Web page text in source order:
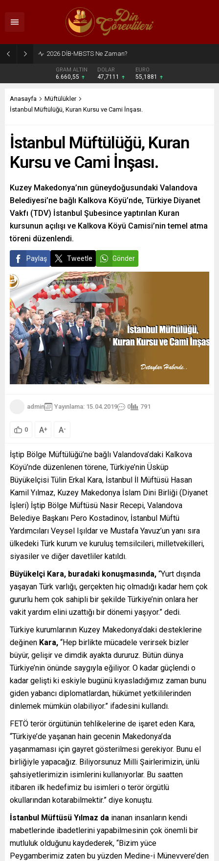
2026 DİB-MBSTS Ne Zaman?
GRAM ALTIN
6.660,55
DOLAR
47,7111
EURO
55,1881
Anasayfa
Müftülükler
İstanbul Müftülüğü, Kuran Kursu ve Cami İnşası.
İstanbul Müftülüğü, Kuran
Kursu ve Cami İnşası.
Kuzey Makedonya’nın güneydoğusundaki Valandova
Belediyesi’ne bağlı Kalkova Köyü’nde, Türkiye Diyanet
Vakfı (TDV) İstanbul Şubesince yaptırılan Kuran
kursunun açılışı ve Kalkova Köyü Camisi’nin temel atma
töreni düzenlendi.
Paylaş Tweetle Gönder
admin Yayınlama: 15.04.2019 0 791
0 A+ A-
İştip Bölge Müftülüğü’ne bağlı Valandova’daki Kalkova
Köyü’nde düzenlenen törene, Türkiye’nin Üsküp
Büyükelçisi Tülin Erkal Kara, İstanbul İl Müftüsü Hasan
Kamil Yılmaz, Kuzey Makedonya İslam Dini Birliği (Diyanet
İşleri) İştip Bölge Müftüsü Nasir Recepi, Valandova
Belediye Başkanı Pero Kostadinov, İstanbul Müftü
Yardımcıları Veysel Işıldar ve Mustafa Yavuz’un yanı sıra
ülkedeki Türk kurum ve kuruluş temsilcileri, milletvekilleri,
siyasiler ve diğer davetliler katıldı.
Büyükelçi Kara, buradaki konuşmasında, “Yurt dışında
yaşayan Türk varlığı, gerçekten hiç olmadığı kadar hem çok
gururlu hem çok sahipli bir şekilde Türkiye’nin onlara her
vakit yardım elini uzattığı bir dönemi yaşıyor.” dedi.
Türkiye kurumlarının Kuzey Makedonya’daki desteklerine
değinen Kara, “Hep birlikte mücadele verirsek bizler
büyür, gelişir ve dimdik ayakta dururuz. Bütün dünya
Türkiye’nin önünde saygıyla eğiliyor. O kadar güçlendi o
kadar gelişti ki eskiyle bugünü kıyasladığımız zaman bunu
giden yabancı diplomatlardan, hükümet yetkililerinden
dinlemek mümkün olabiliyor.” ifadesini kullandı.
FETÖ terör örgütünün tehlikelerine de işaret eden Kara,
“Türkiye’de yaşanan hain gecenin Makedonya’da
yaşanmaması için gayret gösterilmesi gerekiyor. Bunu el
birliğiyle yapacağız. Biliyorsunuz Milli Şairlerimizin, ünlü
şahsiyetlerimizin isimlerini kullanıyorlar. Bu saatten
itibaren ilk hedefimiz bu isimleri o terör örgütlü
okullarından kotarabilmektir.” diye konuştu.
İstanbul Müftüsü Yılmaz da inanan insanların kendi
mabetlerinde ibadetlerini yapabilmesinin çok önemli bir
mutluluk olduğunu kaydederek, “Bizim yüce
Peygamberimiz zaten bu yüzden Medine-i Münevvere’den